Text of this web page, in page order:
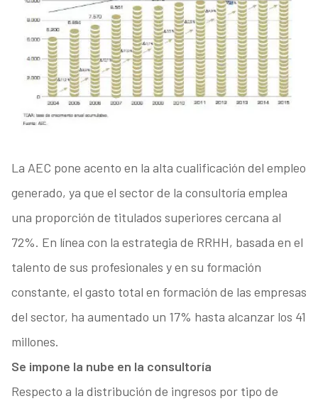
La AEC pone acento en la alta cualificación del empleo
generado, ya que el sector de la consultoría emplea
una proporción de titulados superiores cercana al
72%. En línea con la estrategia de RRHH, basada en el
talento de sus profesionales y en su formación
constante, el gasto total en formación de las empresas
del sector, ha aumentado un 17% hasta alcanzar los 41
millones.
Se impone la nube en la consultoría
Respecto a la distribución de ingresos por tipo de